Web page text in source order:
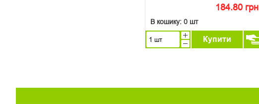
184.80 грн
В кошику: 0 шт
Купити